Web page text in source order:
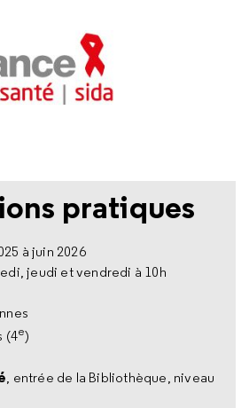
pratiques
à juin 2026
jeudi et vendredi à 10h
(4e)
, entrée de la Bibliothèque, niveau